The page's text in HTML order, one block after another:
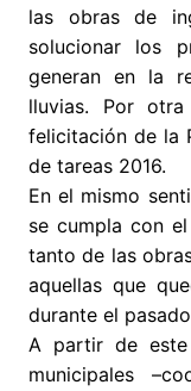
las obras de
solucionar los
generan en la
lluvias. Por
felicitación de la
de tareas 2016.
En el mismo
se cumpla con
tanto de las
aquellas que
durante el
A partir de este
municipales